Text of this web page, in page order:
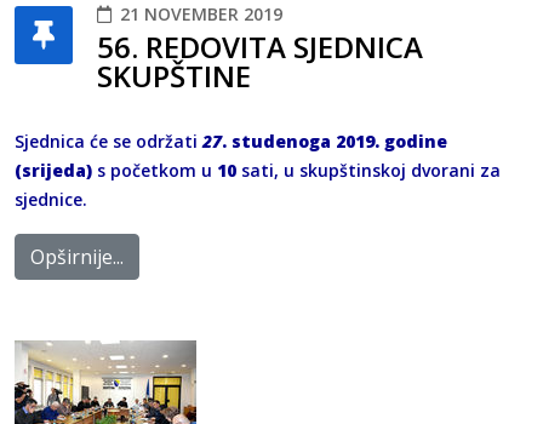
21 NOVEMBER 2019
56. REDOVITA SJEDNICA
SKUPŠTINE
Sjednica će se održati 27. studenoga 2019. godine
(srijeda) s početkom u 10 sati, u skupštinskoj dvorani za
sjednice.
Opširnije...